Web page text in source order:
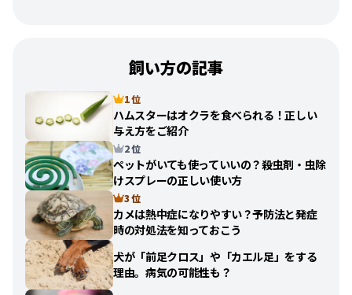
飼い方の記事
1 位
ハムスターはオクラを食べられる！正しい
与え方をご紹介
2 位
ペットがいても使っていいの？殺虫剤・虫除
けスプレーの正しい使い方
3 位
カメは熱中症になりやすい？予防法と発症
時の対処法を知っておこう
犬が「前足クロス」や「カエル足」をする
理由。病気の可能性も？